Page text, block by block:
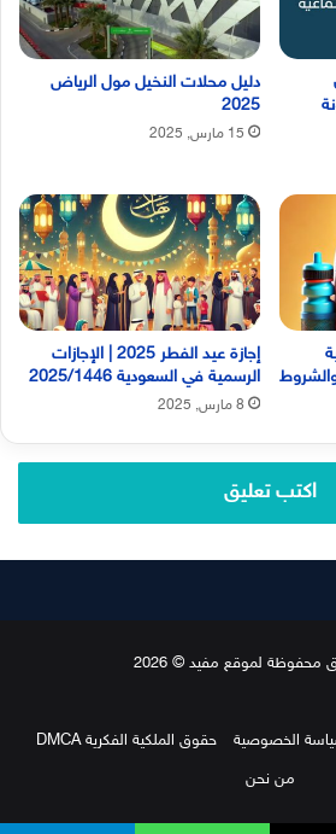
دليل محلات النخيل مول الرياض
2025
15 مارس, 2025
إجازة عيد الفطر 2025 | الإجازات
الرسمية في السعودية 2025/1446
8 مارس, 2025
اكتب تعليق
محفوظة لموقع مفيد © 2026
الخصوصية
حقوق الملكية الفكرية DMCA
من نحن